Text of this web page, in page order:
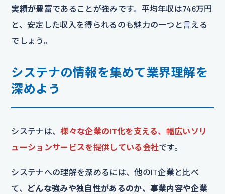
実績が豊富であることが強みです。平均年収は746万円
と、安定した収入を得られるのも魅力の一つと言える
でしょう。
システナの情報を集めて業界理解を
深めよう
システナは、様々な企業のIT化を支える、幅広いソリ
ューションサービスを提供している会社です。
システナへの理解を深めるには、他のIT企業と比べ
て、
どんな強みや独自性があるのか、事業内容や企業